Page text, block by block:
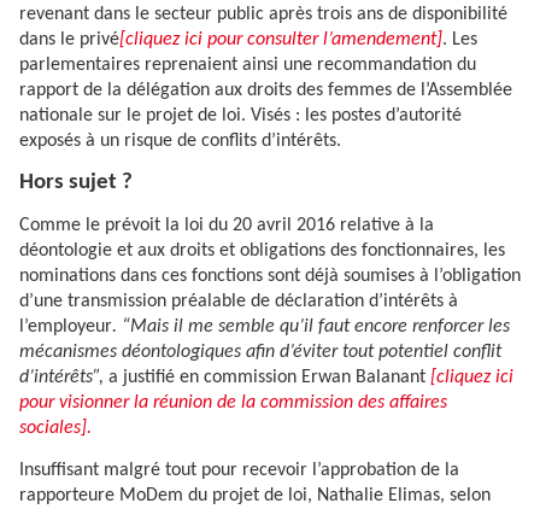
revenant dans le secteur public après trois ans de disponibilité
dans le privé[cliquez ici pour consulter l’amendement]. Les
parlementaires reprenaient ainsi une recommandation du
rapport de la délégation aux droits des femmes de l’Assemblée
nationale sur le projet de loi. Visés : les postes d’autorité
exposés à un risque de conflits d’intérêts.
Hors sujet ?
Comme le prévoit la loi du 20 avril 2016 relative à la
déontologie et aux droits et obligations des fonctionnaires, les
nominations dans ces fonctions sont déjà soumises à l’obligation
d’une transmission préalable de déclaration d’intérêts à
l’employeur. “Mais il me semble qu’il faut encore renforcer les
mécanismes déontologiques afin d’éviter tout potentiel conflit
d’intérêts”, a justifié en commission Erwan Balanant [cliquez ici
pour visionner la réunion de la commission des affaires
sociales].
Insuffisant malgré tout pour recevoir l’approbation de la
rapporteure MoDem du projet de loi, Nathalie Elimas, selon